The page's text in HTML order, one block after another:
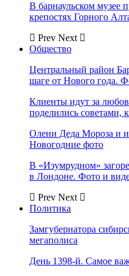
В барнаульском музее
крепостях Горного
Prev Next
Общество
Центральный район
шаге от Нового года.
Клиенты идут за
поделились советами,
Олени Деда Мороза и
Новогодние фото
В «Изумрудном»
в Лондоне. Фото и
Prev Next
Политика
Замгубернатора
мегаполиса
День 1398-й. Самое